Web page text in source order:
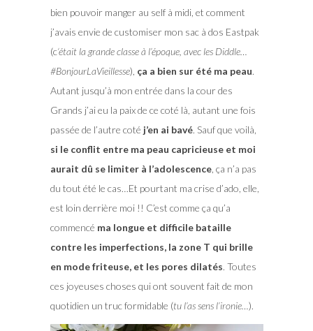
bien pouvoir manger au self à midi, et comment
j’avais envie de customiser mon sac à dos Eastpak
(c‘était la grande classe à l’époque, avec les Diddle…
#BonjourLaVieillesse), ça a bien sur été ma peau.
Autant jusqu’à mon entrée dans la cour des
Grands j’ai eu la paix de ce coté là, autant une fois
passée de l’autre coté j’en ai bavé. Sauf que voilà,
si le conflit entre ma peau capricieuse et moi
aurait dû se limiter à l’adolescence, ça n’a pas
du tout été le cas…Et pourtant ma crise d’ado, elle,
est loin derrière moi !! C’est comme ça qu’a
commencé ma longue et difficile bataille
contre les imperfections, la zone T qui brille
en mode friteuse, et les pores dilatés. Toutes
ces joyeuses choses qui ont souvent fait de mon
quotidien un truc formidable (tu l’as sens l’ironie…).